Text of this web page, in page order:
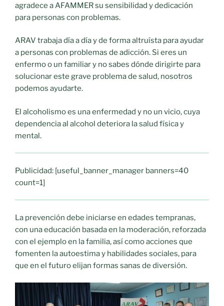
agradece a AFAMMER su sensibilidad y dedicación
para personas con problemas.
ARAV trabaja día a día y de forma altruísta para ayudar
a personas con problemas de adicción. Si eres un
enfermo o un familiar y no sabes dónde dirigirte para
solucionar este grave problema de salud, nosotros
podemos ayudarte.
El alcoholismo es una enfermedad y no un vicio, cuya
dependencia al alcohol deteriora la salud física y
mental.
Publicidad: [useful_banner_manager banners=40
count=1]
La prevención debe iniciarse en edades tempranas,
con una educación basada en la moderación, reforzada
con el ejemplo en la familia, así como acciones que
fomenten la autoestima y habilidades sociales, para
que en el futuro elijan formas sanas de diversión.